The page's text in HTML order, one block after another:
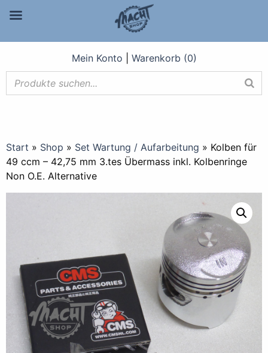
Mein Konto Warenkorb (0)
Start » Shop » Set Wartung / Aufarbeitung » Kolben für
49 ccm – 42,75 mm 3.tes Übermass inkl. Kolbenringe
Non O.E. Alternative